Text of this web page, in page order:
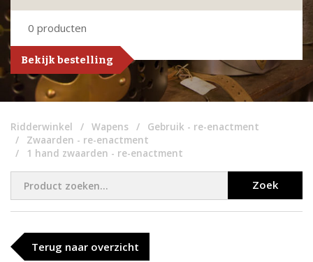
0 producten
Bekijk bestelling
Ridderwinkel Wapens
Gebruik - re-enactment
Zwaarden - re-enactment
1 hand zwaarden - re-enactment
Zoek
Terug naar overzicht